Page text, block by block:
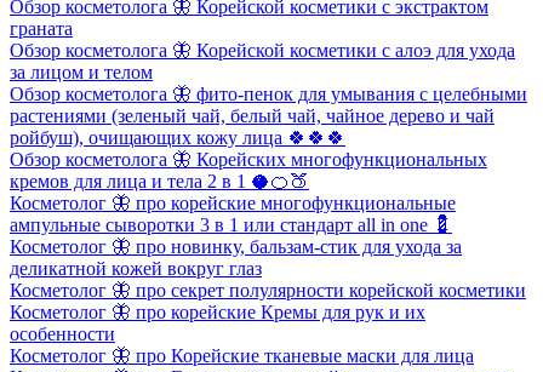
Обзор косметолога 🦋 Корейской косметики с экстрактом
граната
Обзор косметолога 🦋 Корейской косметики с алоэ для ухода
за лицом и телом
Обзор косметолога 🦋 фито-пенок для умывания с целебными
растениями (зеленый чай, белый чай, чайное дерево и чай
ройбуш), очищающих кожу лица 🍀🍀🍀
Обзор косметолога 🦋 Корейских многофункциональных
кремов для лица и тела 2 в 1 🥥🍊🍑
Косметолог 🦋 про корейские многофункциональные
ампульные сыворотки 3 в 1 или стандарт all in one 💈
Косметолог 🦋 про новинку, бальзам-стик для ухода за
деликатной кожей вокруг глаз
Косметолог 🦋 про секрет полулярности корейской косметики
Косметолог 🦋 про корейские Кремы для рук и их
особенности
Косметолог 🦋 про Корейские тканевые маски для лица